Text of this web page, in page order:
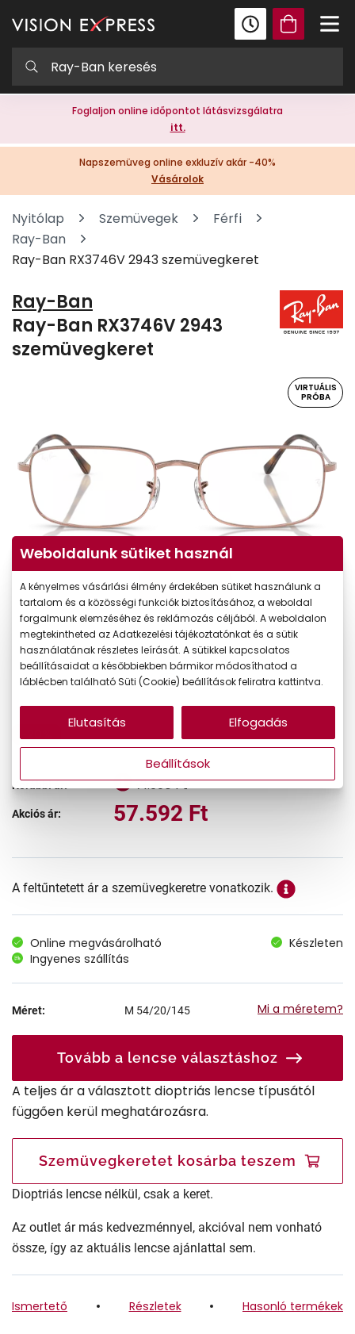
Foglaljon online időpontot látásvizsgálatra
itt.
Napszemüveg online exkluzív akár -40%
Vásárolok
Nyitólap Szemüvegek
Férfi
Ray-Ban
Ray-Ban RX3746V 2943 szemüvegkeret
Ray-Ban
Ray-Ban RX3746V 2943
szemüvegkeret
VIRTUÁLIS
PRÓBA
Virtuális próba
Korábbi ár: 71.990 Ft
Akciós ár: 57.592 Ft
A feltűntetett ár a szemüvegkeretre vonatkozik.
Online megvásárolható
Készleten
Ingyenes szállítás
Méret: M 54/20/145 Mi a méretem?
Tovább a lencse választáshoz
A teljes ár a választott dioptriás lencse típusától
függően kerül meghatározásra.
Szemüvegkeretet kosárba teszem
Dioptriás lencse nélkül, csak a keret.
Az outlet ár más kedvezménnyel, akcióval nem vonható
össze, így az aktuális lencse ajánlattal sem.
Ismertető Részletek Hasonló termékek
Weboldalunk sütiket használ
A kényelmes vásárlási élmény érdekében sütiket használunk a
tartalom és a közösségi funkciók biztosításához, a weboldal
forgalmunk elemzéséhez és reklámozás céljából. A weboldalon
megtekintheted az Adatkezelési tájékoztatónkat és a sütik
használatának részletes leírását. A sütikkel kapcsolatos
beállításaidat a későbbiekben bármikor módosíthatod a
láblécben található Süti (Cookie) beállítások feliratra kattintva.
Beállítások
Elutasítás Elfogadás